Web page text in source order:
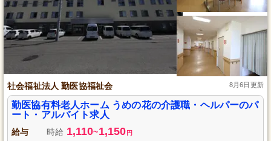
社会福祉法人 勤医協福祉会 8月6日更新
勤医協有料老人ホーム うめの花の介護職・ヘルパーのパ
ート・アルバイト求人
給与 時給 1,110~1,150 円